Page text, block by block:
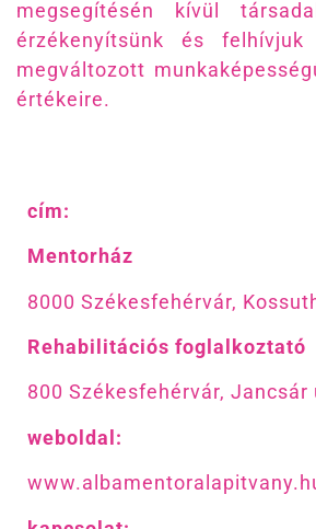
megsegítésén kívül
érzékenyítsünk és
megváltozott
értékeire.
cím:
Mentorház
8000 Székesfehérvár,
Rehabilitációs foglalkoztató
800 Székesfehérvár, Jancsár
weboldal: